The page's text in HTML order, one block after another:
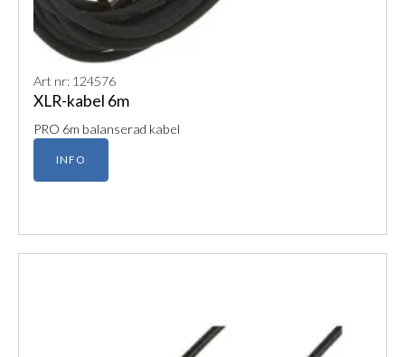
Art nr: 124576
XLR-kabel 6m
PRO 6m balanserad kabel
INFO